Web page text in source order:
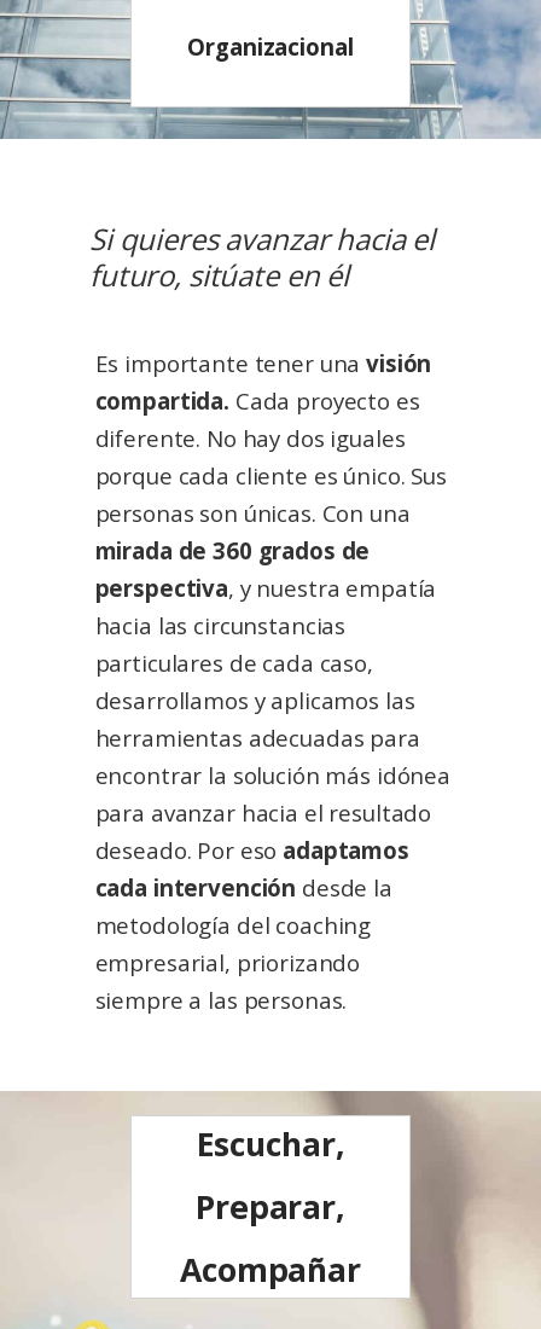
Organizacional
Si quieres avanzar hacia el
futuro, sitúate en él
Es importante tener unavisión
compartida. Cada proyecto es
diferente. No hay dos iguales
porque cada cliente es único. Sus
personas son únicas. Con una
mirada de 360 grados de
perspectiva, y nuestra empatía
hacia las circunstancias
particulares de cada caso,
desarrollamos y aplicamos las
herramientas adecuadas para
encontrar la solución más idónea
para avanzar hacia el resultado
deseado. Por eso adaptamos
cada intervención desde la
metodología del coaching
empresarial, priorizando
siempre a las personas.
Escuchar,
Preparar,
Acompañar